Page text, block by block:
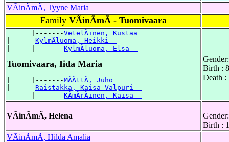
VÃinÃmÃ, Tyyne Maria
Family VÃinÃmÃ - Tuomivaara
      |-------
VetelÃinen, Kustaa
|------KylmÃluoma, Heikki
|     |-------KylmÃluoma, Elsa
Tuomivaara, Iida Maria
|     |-------MÃÃttÃ, Juho
|------Raistakka, Kaisa Valpuri
      |-------
KÃmÃrÃinen, Kaisa
Birth :
Death :
VÃinÃmÃ, Helena
Birth :
VÃinÃmÃ, Hilda Amalia